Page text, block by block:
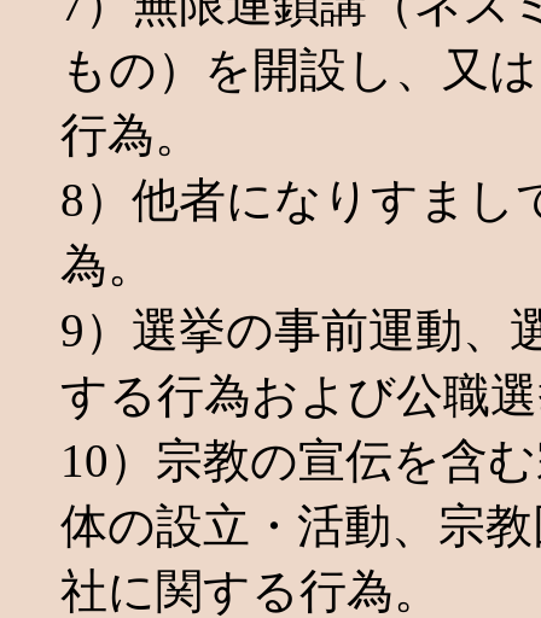
もの）を開設し、又
行為。
8）他者になりすまし
為。
9）選挙の事前運動、
する行為および公職
10）宗教の宣伝を含
体の設立・活動、宗
社に関する行為。